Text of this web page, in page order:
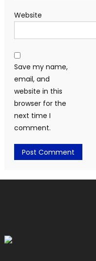
Website
Save my name,
email, and
website in this
browser for the
next time I
comment.